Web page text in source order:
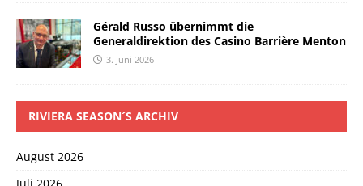
Gérald Russo übernimmt die
Generaldirektion des Casino Barrière Menton
3. Juni 2026
RIVIERA SEASON´S ARCHIV
August 2026